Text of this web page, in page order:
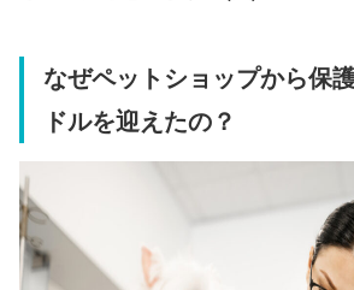
なぜペットショップから保
ドルを迎えたの？